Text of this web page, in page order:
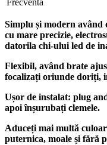
Frecventa
Simplu și modern
cu mare precizie,
datorila chi-ului led de
Flexibil, având brate
focalizați oriunde doriți,
Ușor de instalat: plug
apoi înșurubați clemele.
Aduceți mai multă
puternica, moale și fără